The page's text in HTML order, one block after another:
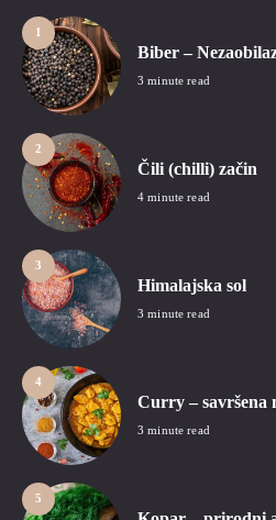
1
Biber –
3 minute read
2
Čili (chilli) začin
4 minute read
3
Himalajska sol
3 minute read
4
Curry – savršena
3 minute read
5